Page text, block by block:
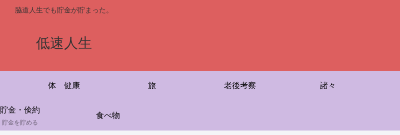
脇道人生でも貯金が貯まった。
低速人生
体 健康 旅 老後考察 諸々
貯金・倹約
貯金を貯める
食べ物